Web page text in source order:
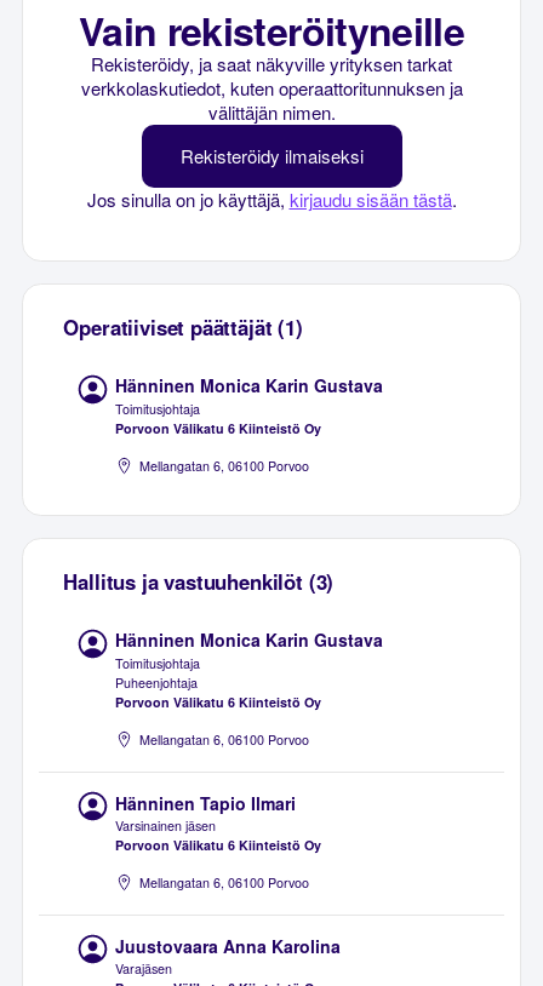
Vain rekisteröityneille
Rekisteröidy, ja saat näkyville yrityksen tarkat
verkkolaskutiedot, kuten operaattoritunnuksen ja
välittäjän nimen.
Rekisteröidy ilmaiseksi
Jos sinulla on jo käyttäjä, kirjaudu sisään tästä.
Operatiiviset päättäjät (1)
Hänninen Monica Karin Gustava
Toimitusjohtaja
Porvoon Välikatu 6 Kiinteistö Oy
Mellangatan 6, 06100 Porvoo
Hallitus ja vastuuhenkilöt (3)
Hänninen Monica Karin Gustava
Toimitusjohtaja
Puheenjohtaja
Porvoon Välikatu 6 Kiinteistö Oy
Mellangatan 6, 06100 Porvoo
Hänninen Tapio Ilmari
Varsinainen jäsen
Porvoon Välikatu 6 Kiinteistö Oy
Mellangatan 6, 06100 Porvoo
Juustovaara Anna Karolina
Varajäsen